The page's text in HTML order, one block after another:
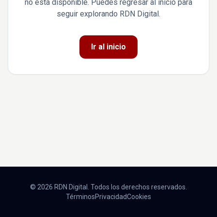
no está disponible. Puedes regresar al inicio para
seguir explorando RDN Digital.
Ir al inicio
© 2026 RDN Digital. Todos los derechos reservados.
TérminosPrivacidadCookies